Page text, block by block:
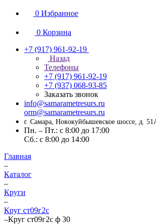
0 Избранное
0 Корзина
+7 (917) 961-92-19
Назад
Телефоны
+7 (917) 961-92-19
+7 (937) 068-93-85
Заказать звонок
info@samarametresurs.ru
orm@samarametresurs.ru
г. Самара, Новокуйбышевское шоссе, д.
Пн. – Пт.: с 8:00 до 17:00
Cб.: с 8:00 до 14:00
Главная
–
Каталог
–
Круги
–
Круг ст09г2с
–Круг ст09г2с ф 30